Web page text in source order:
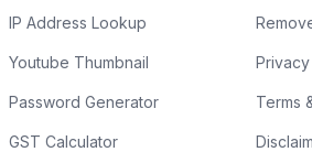
IP Address Lookup
Youtube Thumbnail
Password Generator
GST Calculator
Terms